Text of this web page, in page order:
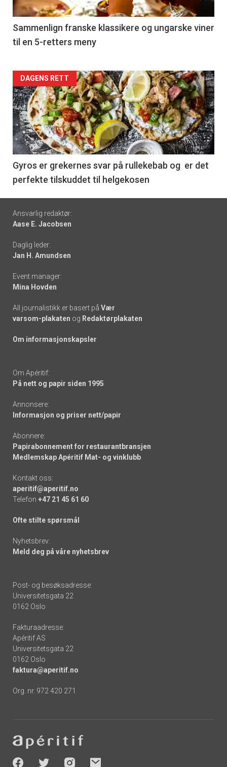
-
5
Sammenlign franske klassikere og ungarske viner
til en 5-retters meny
Forsiden
akkurat
nå
-
6
DAGENS RETT
Gyros er grekernes svar på rullekebab og er det
perfekte tilskuddet til helgekosen
Footer
-
links
Ansvarlig redaktør:
Aase E. Jacobsen
Daglig leder:
Jan H. Amundsen
Event manager:
Mina Hovden
All journalistikk er basert på Vær
varsom-plakaten og Redaktørplakaten
Om informasjonskapsler
Om Apéritif:
På nett og papir siden 1995
Annonsere:
Informasjon og priser nett/papir
Abonnere:
Papirabonnement for restaurantbransjen
Medlemskap Apéritif Mat- og vinklubb
Kontakt oss:
aperitif@aperitif.no
Telefon +47 21 45 61 60
Ofte stilte spørsmål
Nyhetsbrev:
Meld deg på våre nyhetsbrev
Post- og besøksadresse:
Universitetsgata 22
0162 Oslo
Fakturaadresse:
Apéritif AS
Universitetsgata 22
0162 Oslo
faktura@aperitif.no
Org. nr. 972 420 271
-